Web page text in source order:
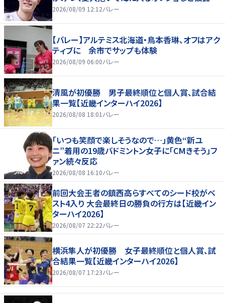
2026/08/09 12:12バレー
【バレー】アルテミス北海道・鳥本香琳、オフはアク
ティブに 余市でサップも体験
2026/08/09 06:00バレー
清風が初優勝 男子最終順位と個人賞、試合結
果一覧【近畿インターハイ2026】
2026/08/08 18:01 バレー
「いつも笑顔で楽しそうなので…」黄色“新ユ
ニ”着用の19歳バドミントン女子に「CMきそう」フ
ァン続々反応
2026/08/08 16:10バレー
前回大会王者の鎮西高らすべてのシード校がベ
スト4入り 大会最終日の勝負の行方は【近畿イン
ターハイ2026】
2026/08/07 22:22バレー
横浜隼人が初優勝 女子最終順位と個人賞、試
合結果一覧【近畿インターハイ2026】
2026/08/07 17:23バレー